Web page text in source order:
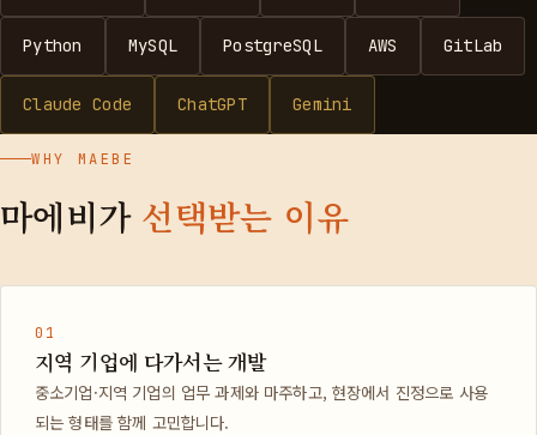
Python MySQL PostgreSQL AWS GitLab
Claude Code ChatGPT Gemini
WHY MAEBE
마에비가 선택받는 이유
01
지역 기업에 다가서는 개발
중소기업·지역 기업의 업무 과제와 마주하고, 현장에서 진정으로 사용
되는 형태를 함께 고민합니다.